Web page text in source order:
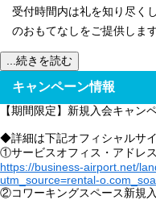
受付時間内は礼を知り尽く
のおもてなしをご提供します
...続きを読む
キャンペーン情報
【期間限定】新規入会キャン
◆詳細は下記オフィシャルサ
①サービスオフィス・アドレ
https://business-airport.net/
utm_source=rental-
②コワーキングスペース新規